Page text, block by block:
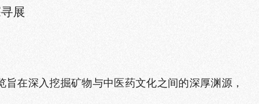
展
旨在深入挖掘矿物与中医药文化之间的深厚渊源，